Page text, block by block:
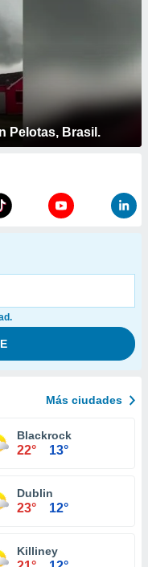
Pelotas, Brasil.
Más ciudades
Blackrock
22° 13°
Dublin
23° 12°
Killiney